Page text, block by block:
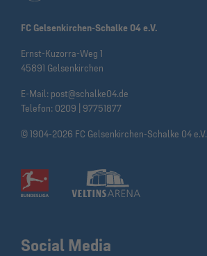
FC Gelsenkirchen-Schalke 04 e.V.
Ernst-Kuzorra-Weg 1
45891 Gelsenkirchen
E-Mail: post@schalke04.de
Telefon: 0209 | 97751877
© 1904-2026 FC Gelsenkirchen-Schalke 04 e.V.
Social Media